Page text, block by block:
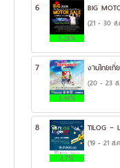
6
5.28%
BIG
(21 - 30 ส.
7
3.49%
งานไทยเ
(20 - 23 ส
8
2.7%
TILOG –
(19 - 21 ส.